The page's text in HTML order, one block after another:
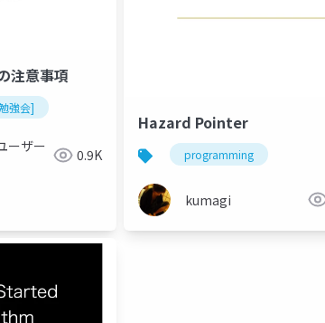
注意事項
強会]
ーザー
0.9K
Hazard Pointer
programming
kumagi